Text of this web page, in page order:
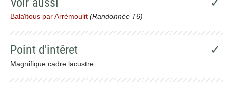
Balaïtous par Arrémoulit (Randonnée T6)
Point d'intêret ✓
Magnifique cadre lacustre.